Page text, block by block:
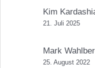
Kim
21. Juli 2025
Mark
25. August 2022